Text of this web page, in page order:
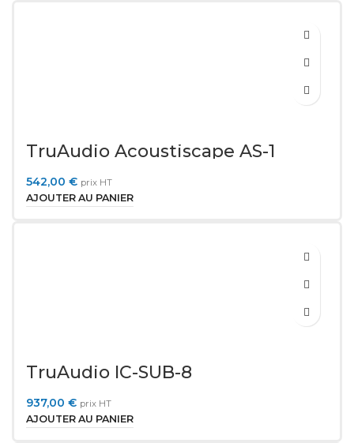
TruAudio Acoustiscape AS-1
542,00 € prix HT
AJOUTER AU PANIER
TruAudio IC-SUB-8
937,00 € prix HT
AJOUTER AU PANIER